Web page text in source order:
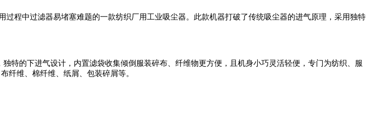
过程中过滤器易堵塞难题的一款纺织厂用工业吸尘器。此款机器打破了传统吸尘器的进气原理，采用独特
独特的下进气设计，内置滤袋收集倾倒服装碎布、纤维物更方便，且机身小巧灵活轻便，专门为纺织、服
纤维、棉纤维、纸屑、包装碎屑等。